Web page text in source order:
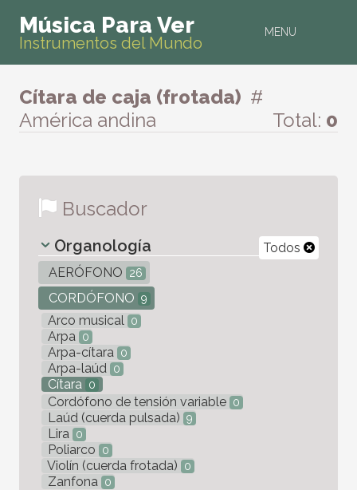
MENU
Música Para Ver
Instrumentos del Mundo
Cítara de caja (frotada) #
América andina
Total: 0
Buscador
Todos
Organología
AERÓFONO 26
CORDÓFONO 9
Arco musical 0
Arpa 0
Arpa-cítara 0
Arpa-laúd 0
Cítara 0
Cordófono de tensión variable 0
Laúd (cuerda pulsada) 9
Lira 0
Poliarco 0
Violín (cuerda frotada) 0
Zanfona 0